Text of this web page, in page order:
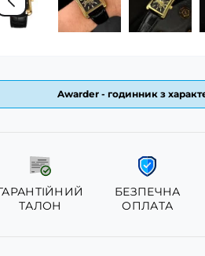
Awarder - годинник з
ТАЛОН
БЕЗПЕЧНА
ОПЛАТА